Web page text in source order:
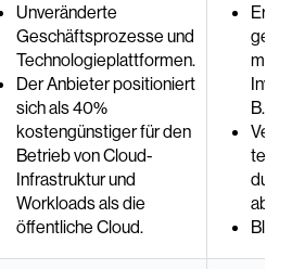
Unveränderte
Geschäftsprozesse und
Technologieplattformen.
Der Anbieter positioniert
sich als 40%
kostengünstiger für den
Betrieb von Cloud-
Infrastruktur und
Workloads als die
öffentliche Cloud.
B.